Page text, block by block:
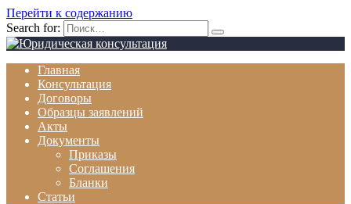
Перейти к содержанию
Search for:
Главная
Консультация
Договоры
Образцы заявлений
Акты
Документы
Приказы
Соглашения
Бланки
Статьи